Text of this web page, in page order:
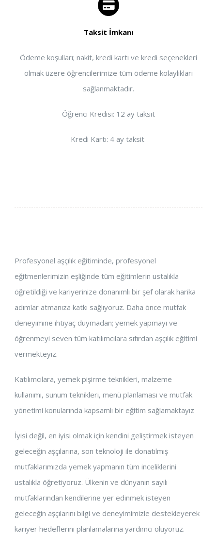
Taksit İmkanı
Ödeme koşulları; nakit, kredi kartı ve kredi seçenekleri
olmak üzere öğrencilerimize tüm ödeme kolaylıkları
sağlanmaktadır.
Öğrenci Kredisi: 12 ay taksit
Kredi Kartı: 4 ay taksit
Profesyonel aşçılık eğitiminde, profesyonel
eğitmenlerimizin eşliğinde tüm eğitimlerin ustalıkla
öğretildiği ve kariyerinize donanımlı bir şef olarak harika
adımlar atmanıza katkı sağlıyoruz. Daha önce mutfak
deneyimine ihtiyaç duymadan; yemek yapmayı ve
öğrenmeyi seven tüm katılımcılara sıfırdan aşçılık eğitimi
vermekteyiz.
Katılımcılara, yemek pişirme teknikleri, malzeme
kullanımı, sunum teknikleri, menü planlaması ve mutfak
yönetimi konularında kapsamlı bir eğitim sağlamaktayız
İyisi değil, en iyisi olmak için kendini geliştirmek isteyen
geleceğin aşçılarına, son teknoloji ile donatılmış
mutfaklarımızda yemek yapmanın tüm inceliklerini
ustalıkla öğretiyoruz. Ülkenin ve dünyanın sayılı
mutfaklarından kendilerine yer edinmek isteyen
geleceğin aşçılarını bilgi ve deneyimimizle destekleyerek
kariyer hedeflerini planlamalarına yardımcı oluyoruz.